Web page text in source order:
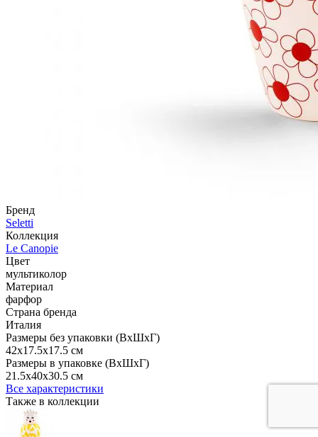
Бренд
Seletti
Коллекция
Le Canopie
Цвет
мультиколор
Материал
фарфор
Страна бренда
Италия
Размеры без упаковки (ВхШхГ)
42x17.5x17.5 см
Размеры в упаковке (ВхШхГ)
21.5x40x30.5 см
Все характеристики
Также в коллекции